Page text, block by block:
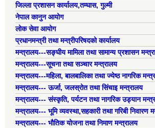
जिल्ला प्रशासन कार्यालय,तम्घास, गुल्मी
नेपाल कानुन आयोग
लोक सेवा आयोग
प्रधानमन्त्री तथा मन्त्रीपरिषदको कार्यालय
मन्त्रालय---सङ्घीय मामिला तथा सामान्य प्रशासन
मन्त्रालय---सूचना तथा सञ्चार मन्त्रालय
मन्त्रालय---महिला, बालबालिका तथा ज्येष्ठ नागरिक
मन्त्रालय--- ऊर्जा, जलस्रोत तथा सिंचाइ मन्त्रालय
मन्त्रालय--- संस्कृति, पर्यटन तथा नागरिक उड्यान
मन्त्रालय--- भूमि व्यवस्था,सहकारी तथा गरिबी निवारण
मन्त्रालय--- भौतिक योजना तथा निमाण मन्त्रालय